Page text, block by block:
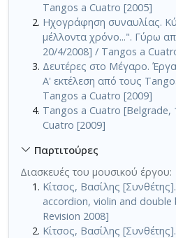
Tangos a Cuatro [2005]
Ηχογράφηση συναυλίας.
μέλλοντα χρόνο...". Γύρω
20/4/2008] / Tangos a
Δευτέρες στο Μέγαρο.
Α' εκτέλεση από τους
Tangos a Cuatro [2009]
Tangos a Cuatro
Cuatro [2009]
Παρτιτούρες
Διασκευές του μουσικού έργου:
Κίτσος, Βασίλης
accordion, violin and
Revision 2008]
Κίτσος, Βασίλης